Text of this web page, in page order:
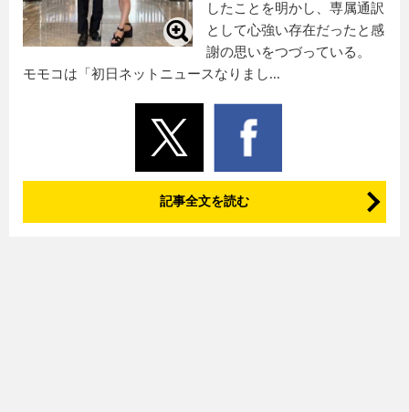
したことを明かし、専属通訳
として心強い存在だったと感
謝の思いをつづっている。
モモコは「初日ネットニュースなりまし...
記事全文を読む